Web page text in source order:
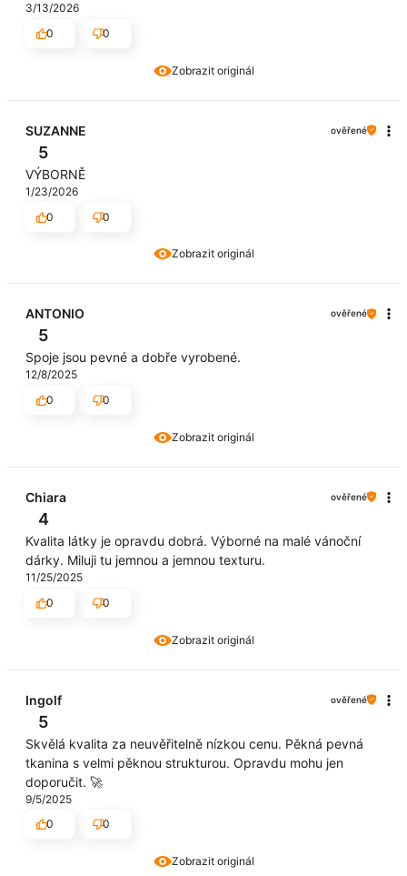
Zobrazit originál
3/13/2026
0
0
Zobrazit originál
SUZANNE ověřené
5
VÝBORNĚ
1/23/2026
0
0
Zobrazit originál
ANTONIO ověřené
5
Spoje jsou pevné a dobře vyrobené.
12/8/2025
0
0
Zobrazit originál
Chiara ověřené
4
Kvalita látky je opravdu dobrá. Výborné na malé vánoční
dárky. Miluji tu jemnou a jemnou texturu.
11/25/2025
0
0
Zobrazit originál
Ingolf ověřené
5
Skvělá kvalita za neuvěřitelně nízkou cenu. Pěkná pevná
tkanina s velmi pěknou strukturou. Opravdu mohu jen
doporučit. 🚀
9/5/2025
0
0